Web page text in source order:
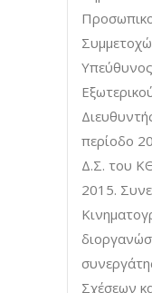
περίοδο
Δ.Σ. του
2015.
Σχέσεων